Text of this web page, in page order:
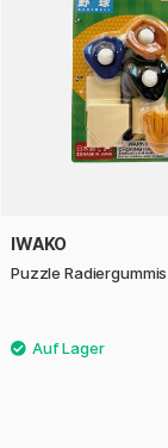
IWAKO
Puzzle